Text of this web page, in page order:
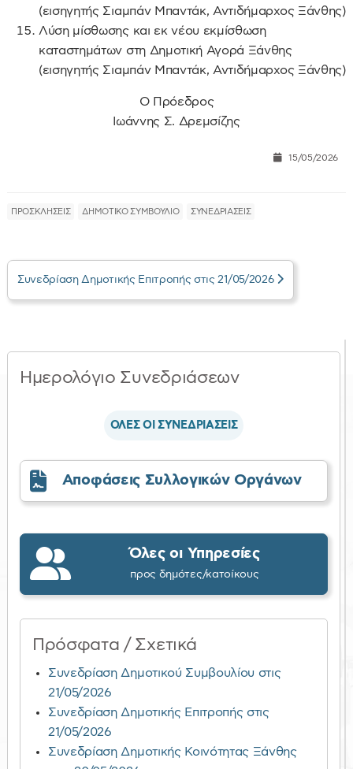
(εισηγητής Σιαμπάν Μπαντάκ, Αντιδήμαρχος Ξάνθης)
Λύση μίσθωσης και εκ νέου εκμίσθωση
καταστημάτων στη Δημοτική Αγορά Ξάνθης
(εισηγητής Σιαμπάν Μπαντάκ, Αντιδήμαρχος Ξάνθης)
Ο Πρόεδρος
Ιωάννης Σ. Δρεμσίζης
15/05/2026
ΠΡΟΣΚΛΗΣΕΙΣ ΔΗΜΟΤΙΚΟ ΣΥΜΒΟΥΛΙΟ ΣΥΝΕΔΡΙΑΣΕΙΣ
Συνεδρίαση Δημοτικής Επιτροπής στις 21/05/2026
Ημερολόγιο Συνεδριάσεων
ΟΛΕΣ ΟΙ ΣΥΝΕΔΡΙΑΣΕΙΣ
Αποφάσεις Συλλογικών Οργάνων
Όλες οι Υπηρεσίες
προς δημότες/κατοίκους
Πρόσφατα / Σχετικά
Συνεδρίαση Δημοτικού Συμβουλίου στις
21/05/2026
Συνεδρίαση Δημοτικής Επιτροπής στις
21/05/2026
Συνεδρίαση Δημοτικής Κοινότητας Ξάνθης